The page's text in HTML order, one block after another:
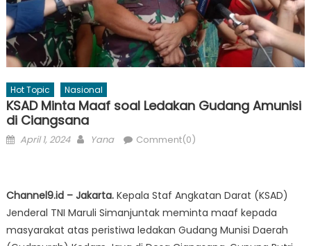
Hot Topic Nasional
KSAD Minta Maaf soal Ledakan Gudang Amunisi
di Ciangsana
Posted
April 1, 2024 Author
Yana Comment(0)
Channel9.id – Jakarta. Kepala Staf Angkatan Darat (KSAD)
Jenderal TNI Maruli Simanjuntak meminta maaf kepada
masyarakat atas peristiwa ledakan Gudang Munisi Daerah